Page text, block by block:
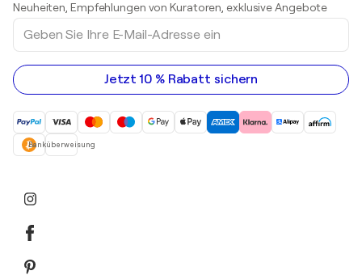
Acrylgemälde
Neuheiten, Empfehlungen von Kuratoren, exklusive Angebote
Geben
Sie
Ihre
E-
Mail-
Adresse
Jetzt 10 % Rabatt sichern
Banküberweisung